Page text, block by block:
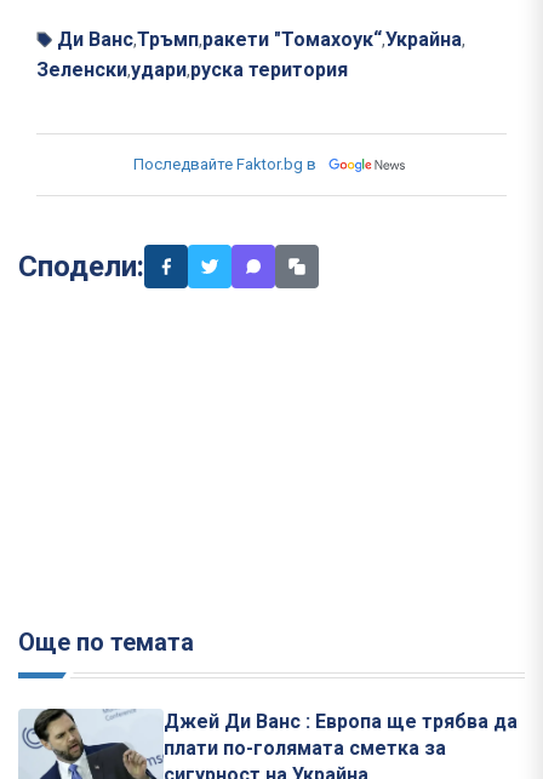
Ди Ванс,Тръмп,ракети "Томахоук“,Украйна,
Зеленски,удари,руска територия
Последвайте Faktor.bg в
Сподели:
Още по темата
Джей Ди Ванс : Европа ще трябва да
плати по-голямата сметка за